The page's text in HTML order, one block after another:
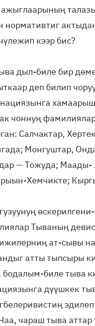
кээр бис?
дыл-биле бир
деп билип
чоннуң
Салчактар,
Монгуштар,
— Тожуда; Маады-
Хемчикте;
Тываның
ат-сывы
атты тыпсыры
бодалым-биле тыва
дүүшкек
чараш тыва